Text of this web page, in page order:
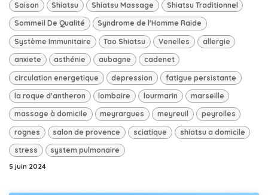
Saison Shiatsu Shiatsu Massage Shiatsu Traditionnel
Sommeil De Qualité Syndrome de l'Homme Raide
Système Immunitaire Tao Shiatsu Venelles allergie
anxiete asthénie aubagne cadenet
circulation energetique depression fatigue persistante
la roque d'antheron lombaire lourmarin marseille
massage à domicile meyrargues meyreuil peyrolles
rognes salon de provence sciatique shiatsu a domicile
stress system pulmonaire
5 juin 2024